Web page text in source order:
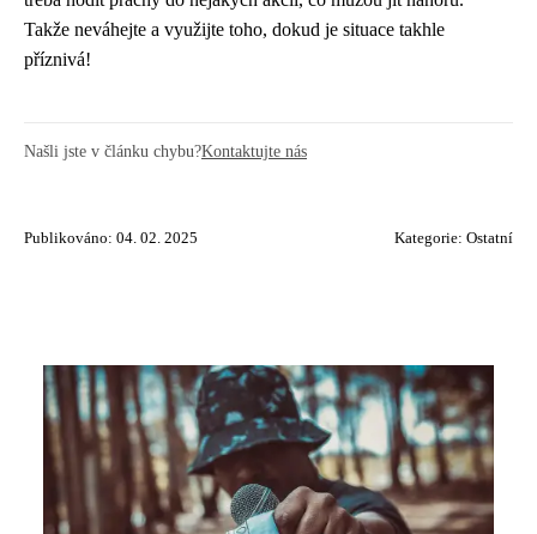
Takže neváhejte a využijte toho, dokud je situace takhle
příznivá!
Našli jste v článku chybu?Kontaktujte nás
Publikováno: 04. 02. 2025 Kategorie: Ostatní